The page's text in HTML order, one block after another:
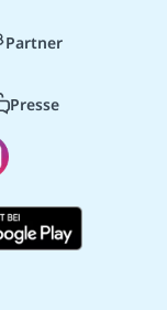
Partner
Presse